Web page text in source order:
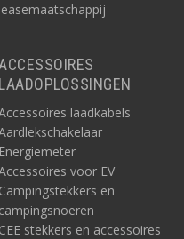
leasemaatschappij
LAADOPLOSSINGEN
laadkabels
Energiemeter
voor EV
Campingstekkers en
campingsnoeren
CEE stekkers en accessoires